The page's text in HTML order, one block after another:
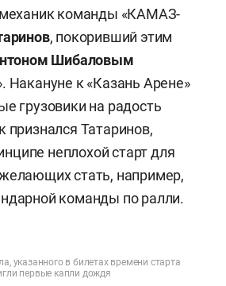
команды «КАМАЗ-
, покоривший этим
Шибаловым
Накануне к «Казань Арене»
грузовики на радость
признался Татаринов,
неплохой старт для
стать, например,
команды по ралли.
указанного в билетах времени старта
первые капли дождя